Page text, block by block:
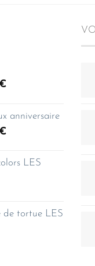
€Plage
à
anniversaire
€Plage
prix :
LES
de tortue LES